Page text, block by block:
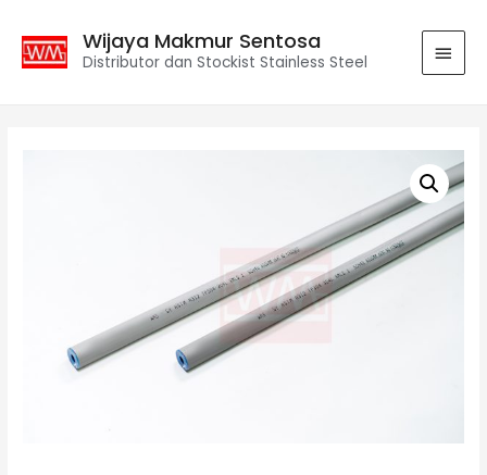
Wijaya Makmur Sentosa
Distributor dan Stockist Stainless Steel